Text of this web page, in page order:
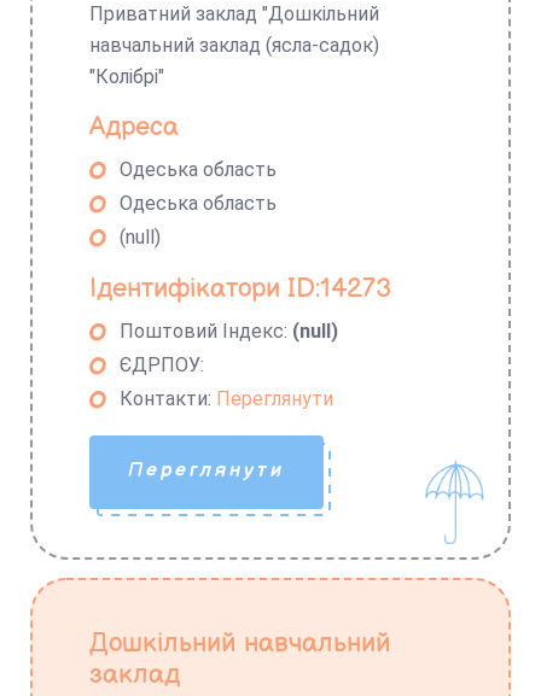
Приватний заклад "Дошкільний
навчальний заклад (ясла-садок)
"Колібрі"
Адреса
Одеська область
Одеська область
(null)
Ідентифікатори ID:14273
Поштовий Індекс: (null)
ЄДРПОУ:
Контакти: Переглянути
Переглянути
Дошкільний навчальний
заклад